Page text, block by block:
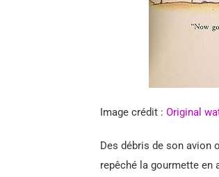
Image crédit : Original
Des débris de son avion
repêché la gourmette en